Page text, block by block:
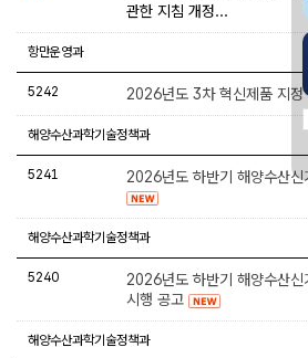
관한 지침 개정...
항만운영과
5242 2026년도 3차 혁신제품 지
해양수산과학기술정책과
5241 2026년도 하반기 해양수산
해양수산과학기술정책과
5240
2026년도 하반기 해양수산신
시행 공고
해양수산과학기술정책과